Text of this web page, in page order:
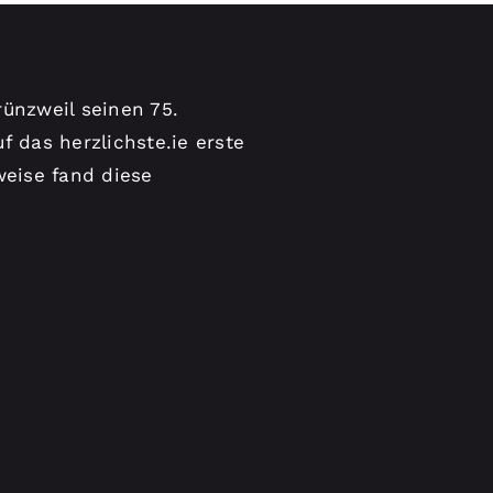
seinen 75.
das herzlichste.ie erste
fand diese